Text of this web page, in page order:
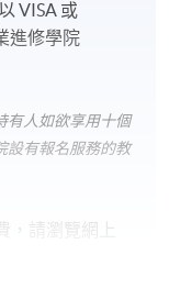
VISA 或
進修學院
有人如欲享用十個
設有報名服務的教
請瀏覽網上